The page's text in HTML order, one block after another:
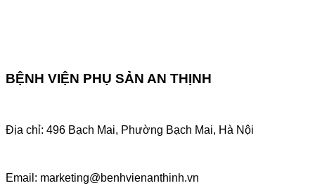
BỆNH VIỆN PHỤ SẢN AN THỊNH
Địa chỉ: 496 Bạch Mai, Phường Bạch Mai, Hà Nội
Email: marketing@benhvienanthinh.vn